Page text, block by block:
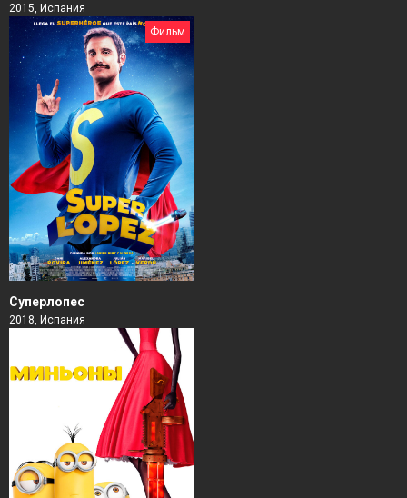
2015, Испания
Фильм
Суперлопес
2018, Испания